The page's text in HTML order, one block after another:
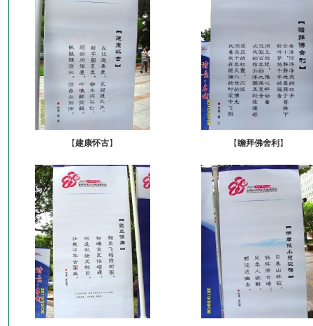
【建康怀古】 【 瞻拜佛舍利 】